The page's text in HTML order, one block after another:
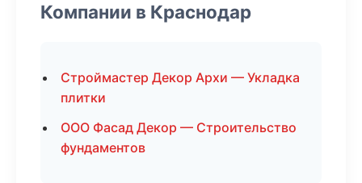
Компании в Краснодар
Строймастер Декор Архи — Укладка
плитки
ООО Фасад Декор — Строительство
фундаментов